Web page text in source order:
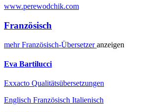
www.perewodchik.com
Französisch
mehrFranzösisch-Übersetzeranzeigen
Eva Bartilucci
Exxacto Qualitätsübersetzungen
Englisch Französisch Italienisch